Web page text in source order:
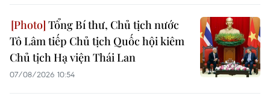
Tổng Bí thư, Chủ tịch nước
Tô Lâm tiếp Chủ tịch Quốc hội kiêm
Chủ tịch Hạ viện Thái Lan
07/08/2026 10:54